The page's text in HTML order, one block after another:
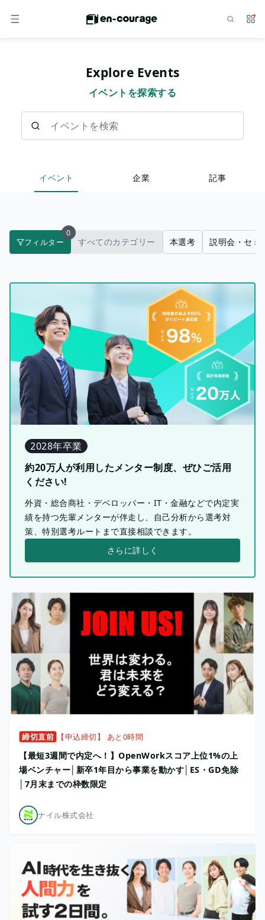
メニュー サ
Explore Events
イベントを探索する
イベント 企業 記事
フィルター
0
すべてのカテゴリー 本選考 説明会・セミ
2028年卒業
約20万人が利用したメンター制度、ぜひご活用
ください!
外資・総合商社・デベロッパー・IT・金融などで内定実
績を持つ先輩メンターが伴走し、自己分析から選考対
策、特別選考ルートまで直接相談できます。
さらに詳しく
締切直前 【申込締切】 あと0時間
【最短3週間で内定へ！】OpenWorkスコア上位1%の上
場ベンチャー│新卒1年目から事業を動かす│ES・GD免除
│7月末までの枠数限定
ナイル株式会社